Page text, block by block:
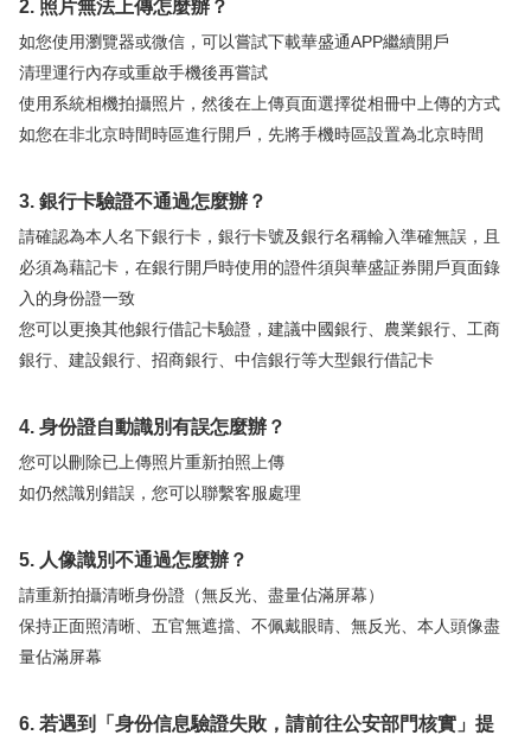
關於我們
媒體報導
2. 照片無法上傳怎麼辦？
如您使用瀏覽器或微信，可以嘗試下載華盛通APP繼續開戶
清理運行內存或重啟手機後再嘗試
使用系統相機拍攝照片，然後在上傳頁面選擇從相冊中上傳的方式
如您在非北京時間時區進行開戶，先將手機時區設置為北京時間
3. 銀行卡驗證不通過怎麼辦？
請確認為本人名下銀行卡，銀行卡號及銀行名稱輸入準確無誤，且
必須為藉記卡，在銀行開戶時使用的證件須與華盛証券開戶頁面錄
入的身份證一致
您可以更換其他銀行借記卡驗證，建議中國銀行、農業銀行、工商
銀行、建設銀行、招商銀行、中信銀行等大型銀行借記卡
4. 身份證自動識別有誤怎麼辦？
您可以刪除已上傳照片重新拍照上傳
如仍然識別錯誤，您可以聯繫客服處理
5. 人像識別不通過怎麼辦？
請重新拍攝清晰身份證（無反光、盡量佔滿屏幕）
保持正面照清晰、五官無遮擋、不佩戴眼睛、無反光、本人頭像盡
量佔滿屏幕
6. 若遇到「身份信息驗證失敗，請前往公安部門核實」提